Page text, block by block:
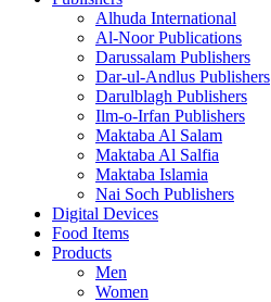
Alhuda International
Al-Noor Publications
Darussalam Publishers
Dar-ul-Andlus Publishers
Darulblagh Publishers
Ilm-o-Irfan Publishers
Maktaba Al Salam
Maktaba Al Salfia
Maktaba Islamia
Nai Soch Publishers
Digital Devices
Food Items
Products
Men
Women